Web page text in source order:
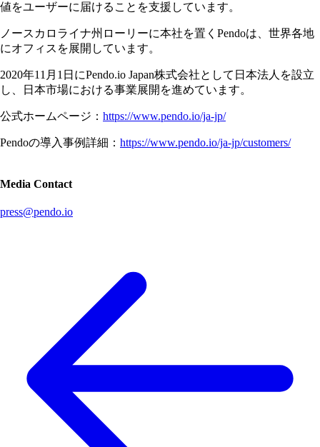
値をユーザーに届けることを支援しています。
ノースカロライナ州ローリーに本社を置くPendoは、世界各地
にオフィスを展開しています。
2020年11月1日にPendo.io Japan株式会社として日本法人を設立
し、日本市場における事業展開を進めています。
公式ホームページ： https://www.pendo.io/ja-jp/
Pendoの導入事例詳細： https://www.pendo.io/ja-jp/customers/
Media Contact
press@pendo.io